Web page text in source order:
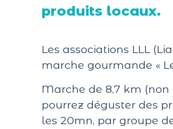
produits locaux.
Les associations LLL
marche gourmande «
Marche de 8,7 km (non
pourrez déguster des
les 20mn, par groupe